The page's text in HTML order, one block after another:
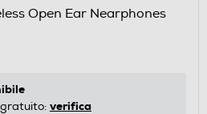
Open Ear Nearphones
verifica